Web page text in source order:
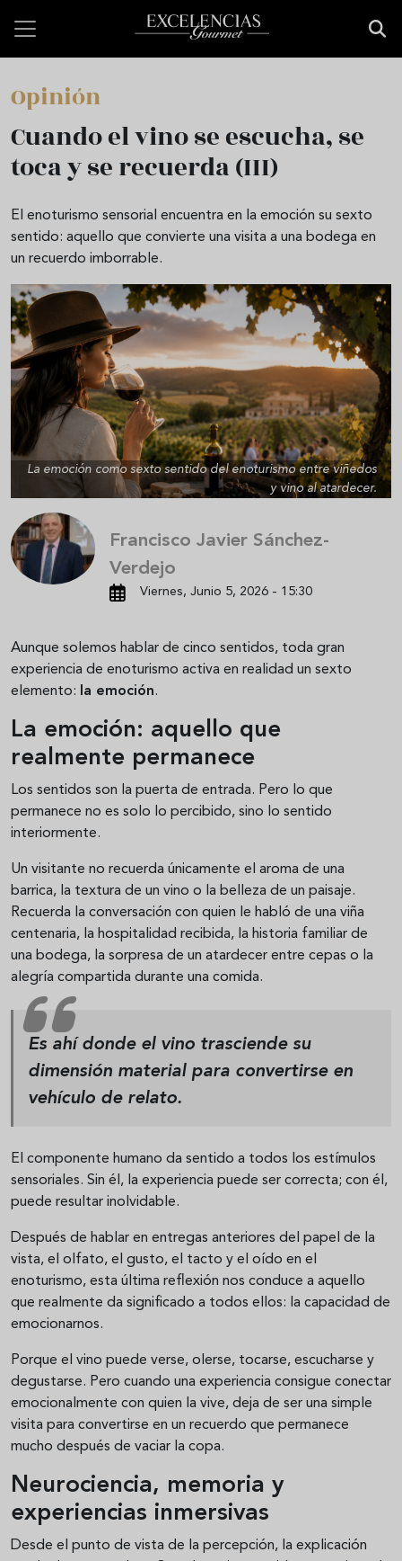
Opinión
Cuando el vino se escucha, se
toca y se recuerda (III)
El enoturismo sensorial encuentra en la emoción su sexto
sentido: aquello que convierte una visita a una bodega en
un recuerdo imborrable.
La emoción como sexto sentido del enoturismo entre viñedos
y vino al atardecer.
Francisco Javier Sánchez-
Verdejo
Viernes, Junio 5, 2026 - 15:30
Aunque solemos hablar de cinco sentidos, toda gran
experiencia de enoturismo activa en realidad un sexto
elemento: la emoción.
La emoción: aquello que
realmente permanece
Los sentidos son la puerta de entrada. Pero lo que
permanece no es solo lo percibido, sino lo sentido
interiormente.
Un visitante no recuerda únicamente el aroma de una
barrica, la textura de un vino o la belleza de un paisaje.
Recuerda la conversación con quien le habló de una viña
centenaria, la hospitalidad recibida, la historia familiar de
una bodega, la sorpresa de un atardecer entre cepas o la
alegría compartida durante una comida.
Es ahí donde el vino trasciende su
dimensión material para convertirse en
vehículo de relato.
El componente humano da sentido a todos los estímulos
sensoriales. Sin él, la experiencia puede ser correcta; con él,
puede resultar inolvidable.
Después de hablar en entregas anteriores del papel de la
vista, el olfato, el gusto, el tacto y el oído en el
enoturismo, esta última reflexión nos conduce a aquello
que realmente da significado a todos ellos: la capacidad de
emocionarnos.
Porque el vino puede verse, olerse, tocarse, escucharse y
degustarse. Pero cuando una experiencia consigue conectar
emocionalmente con quien la vive, deja de ser una simple
visita para convertirse en un recuerdo que permanece
mucho después de vaciar la copa.
Neurociencia, memoria y
experiencias inmersivas
Desde el punto de vista de la percepción, la explicación